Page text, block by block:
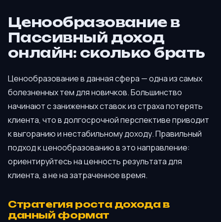
Ценообразование в
Пассивный доход
онлайн: сколько брать
Ценообразование в данная сфера — одна из самых
болезненных тем для новичков. Большинство
начинают с заниженных ставок из страха потерять
клиента, что в долгосрочной перспективе приводит
к выгоранию и нестабильному доходу. Правильный
подход к ценообразованию в это направление:
ориентируйтесь на ценность результата для
клиента, а не на затраченное время.
Стратегия роста дохода в
данный формат